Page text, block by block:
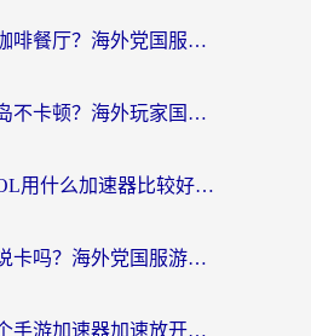
丹麦怎么玩奇妙咖啡餐厅？海外党国服游戏加速全攻略（附灌篮高手元气骑士实测）
巴西怎么玩枫叶岛不卡顿？海外玩家国服游戏加速器终极指南（含战双野兽领主提速秘籍）
英国玩古剑奇谭OL用什么加速器比较好？留学生亲测有效的国服游戏加速指南
在英国打炉石传说卡吗？海外党国服游戏不卡顿的终极指南
海外党必看！那个手游加速器加速放开那三国3最好？一篇解决国服游戏卡顿难题